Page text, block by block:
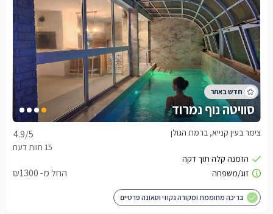
סוויטה נוף נמרוד
4.9/5 צימר בעין קנייא, ברמת הגולן
החל מ- ₪1300
בריכה מחוממת ומקורה גקוזי וסאונה פרטיים